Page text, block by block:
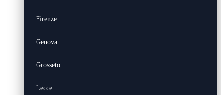
Firenze
Genova
Grosseto
Lecce